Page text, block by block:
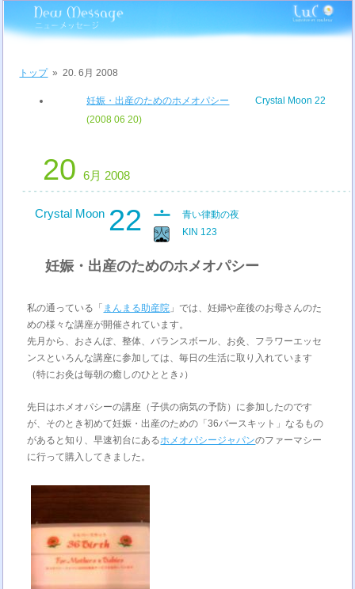
トップ»20. 6月 2008
妊娠・出産のためのホメオパシー
Crystal Moon 22
(2008 06 20)
20 6月 2008
Crystal Moon 22
青い律動の夜
KIN 123
妊娠・出産のためのホメオパシー
私の通っている「 まんまる助産院 」では、妊婦や産後のお母さんのた
めの様々な講座が開催されています。
先月から、おさんぽ、整体、バランスボール、お灸、フラワーエッセ
ンスといろんな講座に参加しては、毎日の生活に取り入れています
（特にお灸は毎朝の癒しのひととき♪）
先日はホメオパシーの講座（子供の病気の予防）に参加したのです
が、そのとき初めて妊娠・出産のための「36バースキット」なるもの
があると知り、早速初台にあるホメオパシージャパンのファーマシー
に行って購入してきました。